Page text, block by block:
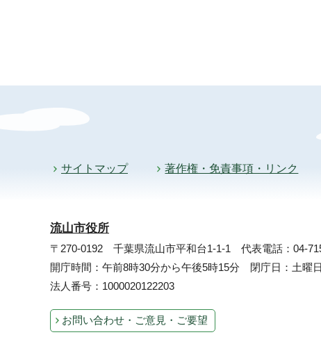
サイトマップ 著作権・免責事項・リンク
流山市役所
〒270-0192 千葉県流山市平和台1-1-1 代表電話：04-
開庁時間：午前8時30分から午後5時15分 閉庁日：土曜
法人番号：1000020122203
お問い合わせ・ご意見・ご要望